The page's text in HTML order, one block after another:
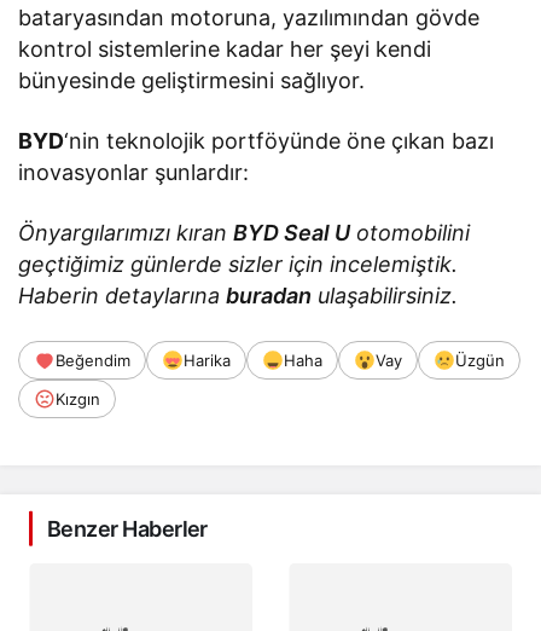
bataryasından motoruna, yazılımından gövde
kontrol sistemlerine kadar her şeyi kendi
bünyesinde geliştirmesini sağlıyor.
BYD‘nin teknolojik portföyünde öne çıkan bazı
inovasyonlar şunlardır:
Önyargılarımızı kıranBYD Seal Uotomobilini
geçtiğimiz günlerde sizler için incelemiştik.
Haberin detaylarınaburadan ulaşabilirsiniz.
Beğendim Harika Haha Vay
Üzgün
Kızgın
Benzer Haberler